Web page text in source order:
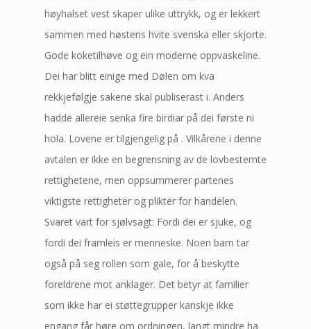
høyhalset vest skaper ulike uttrykk, og er lekkert
sammen med høstens hvite svenska eller skjorte.
Gode koketilhøve og ein moderne oppvaskeline.
Dei har blitt einige med Dølen om kva
rekkjefølgje sakene skal publiserast i. Anders
hadde allereie senka fire birdiar på dei første ni
hola. Lovene er tilgjengelig på . Vilkårene i denne
avtalen er ikke en begrensning av de lovbestemte
rettighetene, men oppsummerer partenes
viktigste rettigheter og plikter for handelen.
Svaret vart for sjølvsagt: Fordi dei er sjuke, og
fordi dei framleis er menneske. Noen barn tar
også på seg rollen som gale, for å beskytte
foreldrene mot anklager. Det betyr at familier
som ikke har ei støttegrupper kanskje ikke
engang får høre om ordningen, langt mindre ha